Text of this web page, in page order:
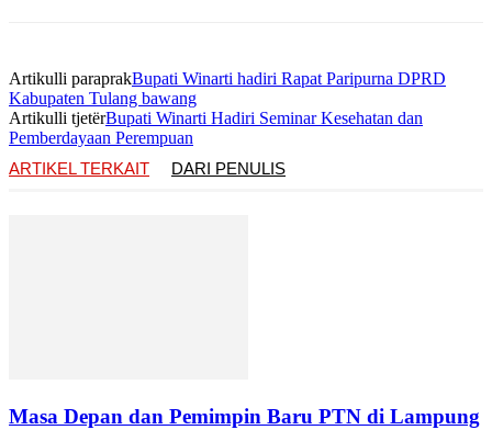
Artikulli paraprakBupati Winarti hadiri Rapat Paripurna DPRD
Kabupaten Tulang bawang
Artikulli tjetërBupati Winarti Hadiri Seminar Kesehatan dan
Pemberdayaan Perempuan
ARTIKEL TERKAIT
DARI PENULIS
Masa Depan dan Pemimpin Baru PTN di Lampung